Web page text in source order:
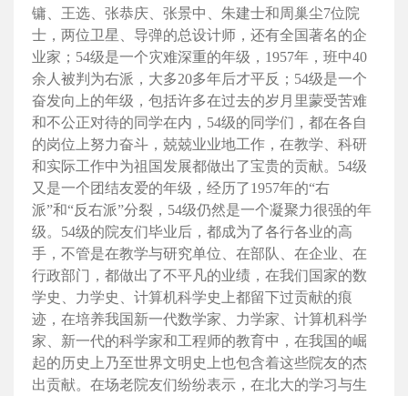
镛、王选、张恭庆、张景中、朱建士和周巢尘7位院
士，两位卫星、导弹的总设计师，还有全国著名的企
业家；54级是一个灾难深重的年级，1957年，班中40
余人被判为右派，大多20多年后才平反；54级是一个
奋发向上的年级，包括许多在过去的岁月里蒙受苦难
和不公正对待的同学在内，54级的同学们，都在各自
的岗位上努力奋斗，兢兢业业地工作，在教学、科研
和实际工作中为祖国发展都做出了宝贵的贡献。54级
又是一个团结友爱的年级，经历了1957年的“右
派”和“反右派”分裂，54级仍然是一个凝聚力很强的年
级。54级的院友们毕业后，都成为了各行各业的高
手，不管是在教学与研究单位、在部队、在企业、在
行政部门，都做出了不平凡的业绩，在我们国家的数
学史、力学史、计算机科学史上都留下过贡献的痕
迹，在培养我国新一代数学家、力学家、计算机科学
家、新一代的科学家和工程师的教育中，在我国的崛
起的历史上乃至世界文明史上也包含着这些院友的杰
出贡献。在场老院友们纷纷表示，在北大的学习与生